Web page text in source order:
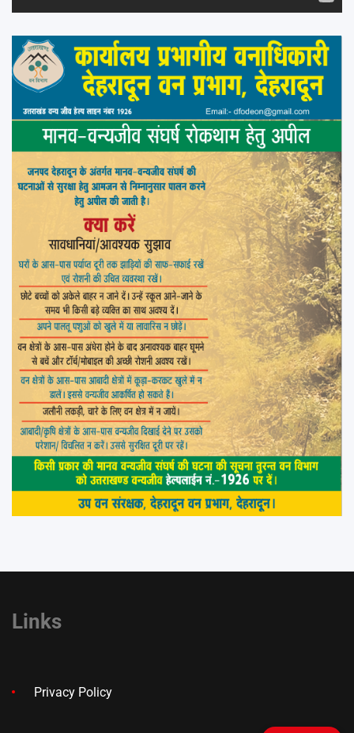
Links
Privacy Policy